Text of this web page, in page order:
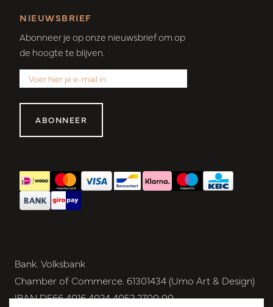
NIEUWSBRIEF
Abonneer je op onze nieuwsbrief om op
de hoogte te blijven.
ABONNEER
Bank. Volksbank
Chamber of Commerce. 61301434 (Umo Art & Design)
IBAN DE66 4016 4024 4052 2700 00